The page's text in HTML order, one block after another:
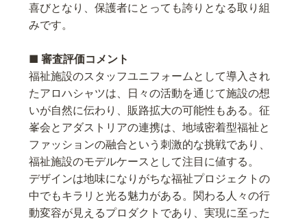
喜びとなり、保護者にとっても誇りとなる取り組
みです。
■ 審査評価コメント
福祉施設のスタッフユニフォームとして導入され
たアロハシャツは、日々の活動を通じて施設の想
いが自然に伝わり、販路拡大の可能性もある。征
峯会とアダストリアの連携は、地域密着型福祉と
ファッションの融合という刺激的な挑戦であり、
福祉施設のモデルケースとして注目に値する。
デザインは地味になりがちな福祉プロジェクトの
中でもキラリと光る魅力がある。関わる人々の行
動変容が見えるプロダクトであり、実現に至った